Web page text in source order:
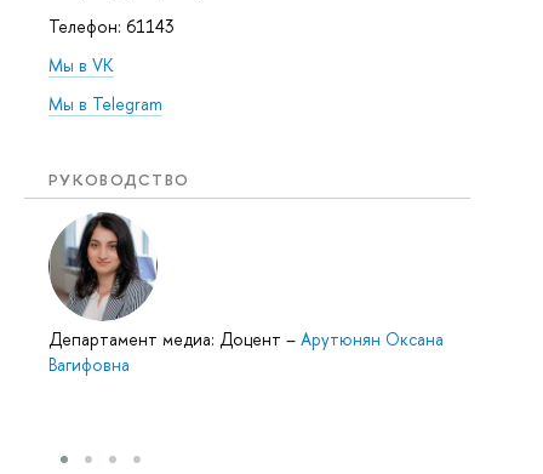
Телефон: 61143
Мы в VK
Мы в Telegram
РУКОВОДСТВО
Департамент медиа: Доцент – Арутюнян Оксана
Вагифовна